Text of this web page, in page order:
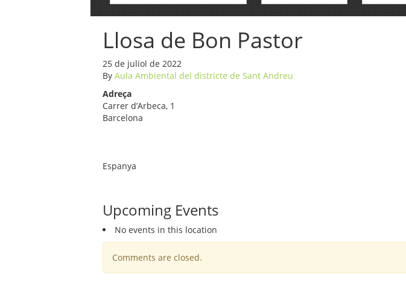
Llosa de Bon Pastor
25 de juliol de 2022
By Aula Ambiental del districte de Sant Andreu
Adreça
Carrer d’Arbeca, 1
Barcelona
Espanya
Upcoming Events
No events in this location
Comments are closed.